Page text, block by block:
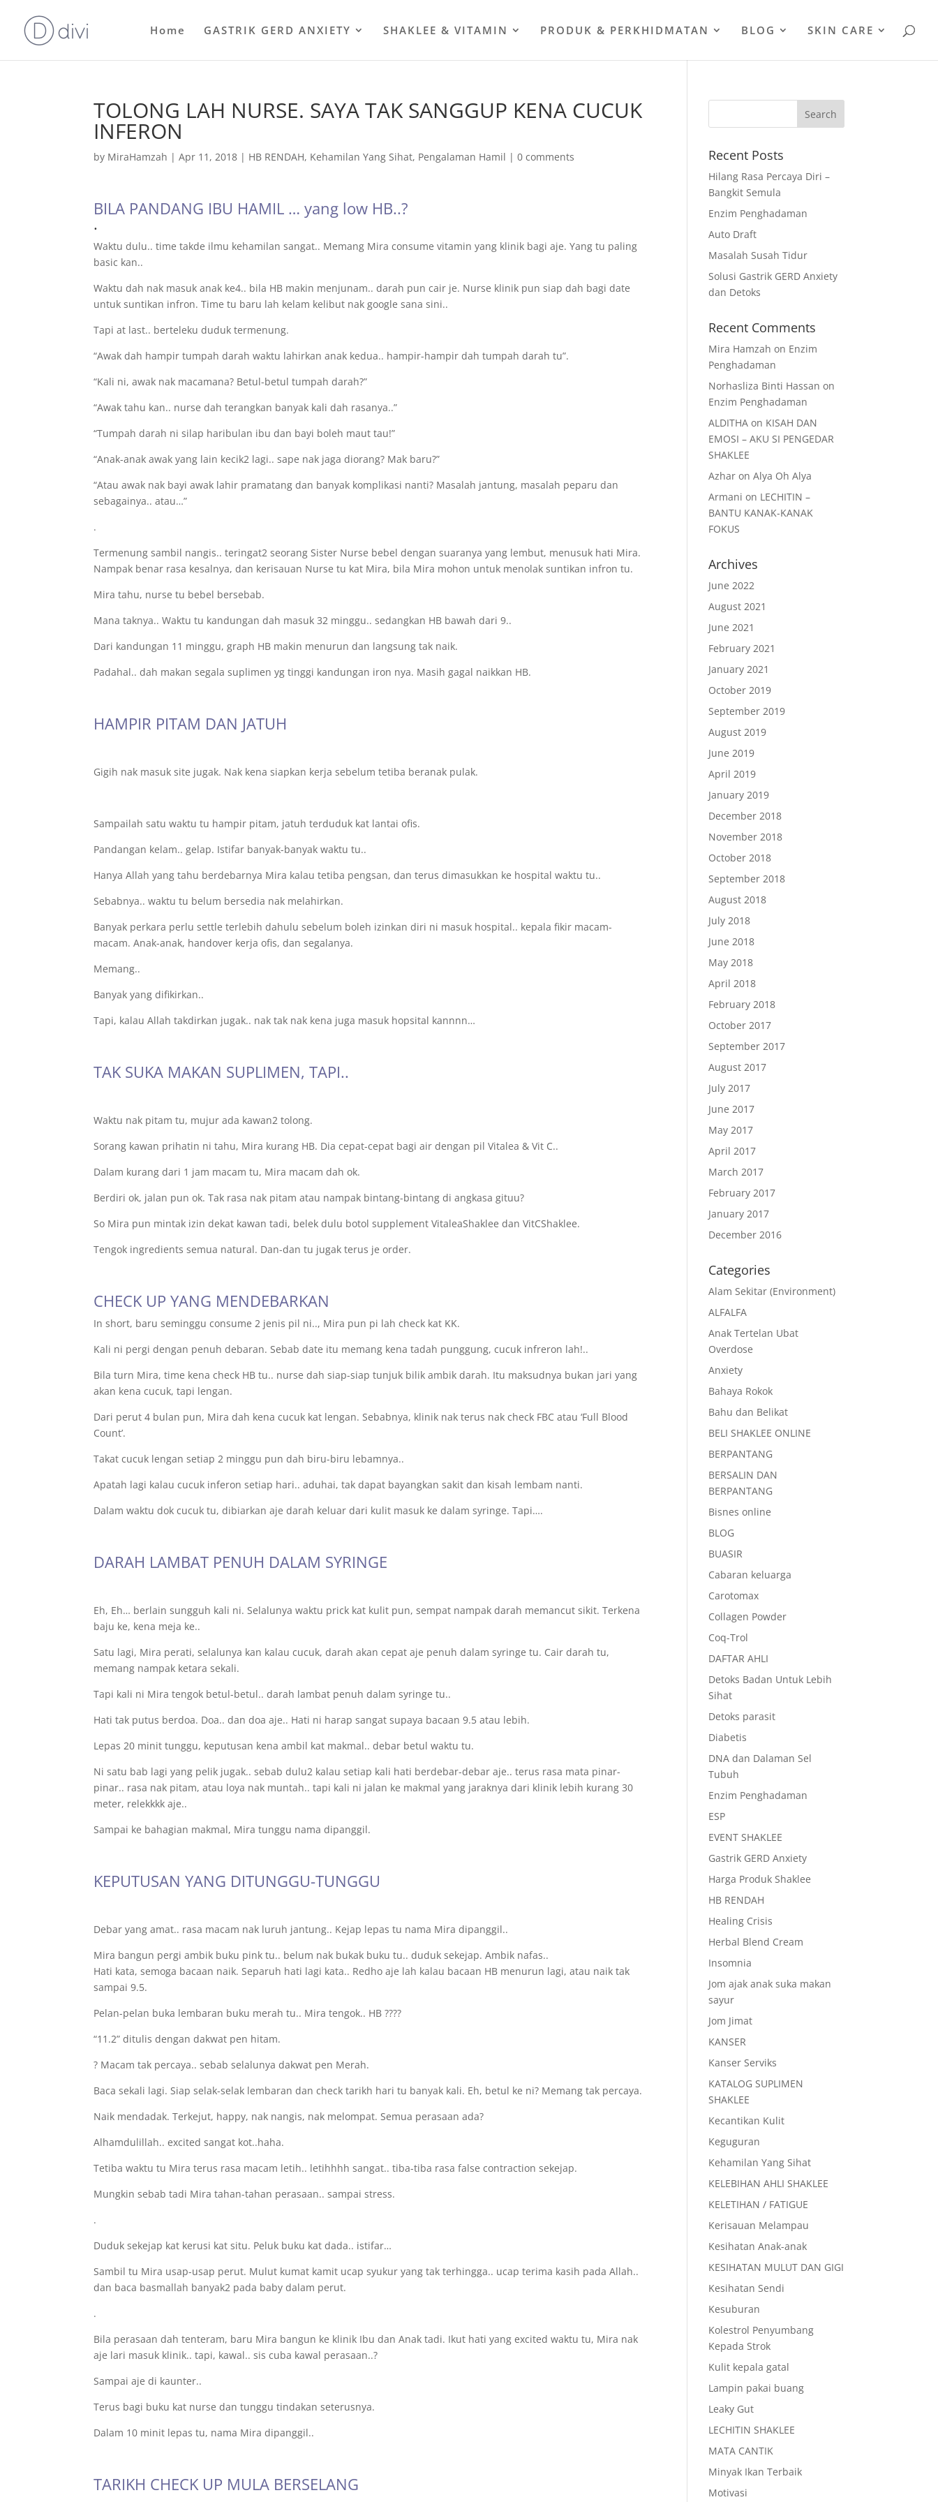
Home GASTRIK GERD ANXIETY SHAKLEE & VITAMIN PRODUK & PERKHIDMATAN BLOG SKIN CARE
TOLONG LAH NURSE. SAYA TAK SANGGUP KENA CUCUK
INFERON
by MiraHamzah |Apr 11, 2018 | HB RENDAH, Kehamilan Yang Sihat, Pengalaman Hamil |0 comments
BILA PANDANG IBU HAMIL … yang low HB..?
.
Waktu dulu.. time takde ilmu kehamilan sangat.. Memang Mira consume vitamin yang klinik bagi aje. Yang tu paling
basic kan..
Waktu dah nak masuk anak ke4.. bila HB makin menjunam.. darah pun cair je. Nurse klinik pun siap dah bagi date
untuk suntikan infron. Time tu baru lah kelam kelibut nak google sana sini..
Tapi at last.. berteleku duduk termenung.
“Awak dah hampir tumpah darah waktu lahirkan anak kedua.. hampir-hampir dah tumpah darah tu”.
“Kali ni, awak nak macamana? Betul-betul tumpah darah?”
“Awak tahu kan.. nurse dah terangkan banyak kali dah rasanya..”
“Tumpah darah ni silap haribulan ibu dan bayi boleh maut tau!”
“Anak-anak awak yang lain kecik2 lagi.. sape nak jaga diorang? Mak baru?”
“Atau awak nak bayi awak lahir pramatang dan banyak komplikasi nanti? Masalah jantung, masalah peparu dan
sebagainya.. atau…”
.
Termenung sambil nangis.. teringat2 seorang Sister Nurse bebel dengan suaranya yang lembut, menusuk hati Mira.
Nampak benar rasa kesalnya, dan kerisauan Nurse tu kat Mira, bila Mira mohon untuk menolak suntikan infron tu.
Mira tahu, nurse tu bebel bersebab.
Mana taknya.. Waktu tu kandungan dah masuk 32 minggu.. sedangkan HB bawah dari 9..
Dari kandungan 11 minggu, graph HB makin menurun dan langsung tak naik.
Padahal.. dah makan segala suplimen yg tinggi kandungan iron nya. Masih gagal naikkan HB.
HAMPIR PITAM DAN JATUH
Gigih nak masuk site jugak. Nak kena siapkan kerja sebelum tetiba beranak pulak.
Sampailah satu waktu tu hampir pitam, jatuh terduduk kat lantai ofis.
Pandangan kelam.. gelap. Istifar banyak-banyak waktu tu..
Hanya Allah yang tahu berdebarnya Mira kalau tetiba pengsan, dan terus dimasukkan ke hospital waktu tu..
Sebabnya.. waktu tu belum bersedia nak melahirkan.
Banyak perkara perlu settle terlebih dahulu sebelum boleh izinkan diri ni masuk hospital.. kepala fikir macam-
macam. Anak-anak, handover kerja ofis, dan segalanya.
Memang..
Banyak yang difikirkan..
Tapi, kalau Allah takdirkan jugak.. nak tak nak kena juga masuk hopsital kannnn…
TAK SUKA MAKAN SUPLIMEN, TAPI..
Waktu nak pitam tu, mujur ada kawan2 tolong.
Sorang kawan prihatin ni tahu, Mira kurang HB. Dia cepat-cepat bagi air dengan pil Vitalea & Vit C..
Dalam kurang dari 1 jam macam tu, Mira macam dah ok.
Berdiri ok, jalan pun ok. Tak rasa nak pitam atau nampak bintang-bintang di angkasa gituu?
So Mira pun mintak izin dekat kawan tadi, belek dulu botol supplement VitaleaShaklee dan VitCShaklee.
Tengok ingredients semua natural. Dan-dan tu jugak terus je order.
CHECK UP YANG MENDEBARKAN
In short, baru seminggu consume 2 jenis pil ni.., Mira pun pi lah check kat KK.
Kali ni pergi dengan penuh debaran. Sebab date itu memang kena tadah punggung, cucuk infreron lah!..
Bila turn Mira, time kena check HB tu.. nurse dah siap-siap tunjuk bilik ambik darah. Itu maksudnya bukan jari yang
akan kena cucuk, tapi lengan.
Dari perut 4 bulan pun, Mira dah kena cucuk kat lengan. Sebabnya, klinik nak terus nak check FBC atau ‘Full Blood
Count’.
Takat cucuk lengan setiap 2 minggu pun dah biru-biru lebamnya..
Apatah lagi kalau cucuk inferon setiap hari.. aduhai, tak dapat bayangkan sakit dan kisah lembam nanti.
Dalam waktu dok cucuk tu, dibiarkan aje darah keluar dari kulit masuk ke dalam syringe. Tapi….
DARAH LAMBAT PENUH DALAM SYRINGE
Eh, Eh… berlain sungguh kali ni. Selalunya waktu prick kat kulit pun, sempat nampak darah memancut sikit. Terkena
baju ke, kena meja ke..
Satu lagi, Mira perati, selalunya kan kalau cucuk, darah akan cepat aje penuh dalam syringe tu. Cair darah tu,
memang nampak ketara sekali.
Tapi kali ni Mira tengok betul-betul.. darah lambat penuh dalam syringe tu..
Hati tak putus berdoa. Doa.. dan doa aje.. Hati ni harap sangat supaya bacaan 9.5 atau lebih.
Lepas 20 minit tunggu, keputusan kena ambil kat makmal.. debar betul waktu tu.
Ni satu bab lagi yang pelik jugak.. sebab dulu2 kalau setiap kali hati berdebar-debar aje.. terus rasa mata pinar-
pinar.. rasa nak pitam, atau loya nak muntah.. tapi kali ni jalan ke makmal yang jaraknya dari klinik lebih kurang 30
meter, relekkkk aje..
Sampai ke bahagian makmal, Mira tunggu nama dipanggil.
KEPUTUSAN YANG DITUNGGU-TUNGGU
Debar yang amat.. rasa macam nak luruh jantung.. Kejap lepas tu nama Mira dipanggil..
Mira bangun pergi ambik buku pink tu.. belum nak bukak buku tu.. duduk sekejap. Ambik nafas..
Hati kata, semoga bacaan naik. Separuh hati lagi kata.. Redho aje lah kalau bacaan HB menurun lagi, atau naik tak
sampai 9.5.
Pelan-pelan buka lembaran buku merah tu.. Mira tengok.. HB ????
“11.2” ditulis dengan dakwat pen hitam.
? Macam tak percaya.. sebab selalunya dakwat pen Merah.
Baca sekali lagi. Siap selak-selak lembaran dan check tarikh hari tu banyak kali. Eh, betul ke ni? Memang tak percaya.
Naik mendadak. Terkejut, happy, nak nangis, nak melompat. Semua perasaan ada?
Alhamdulillah.. excited sangat kot..haha.
Tetiba waktu tu Mira terus rasa macam letih.. letihhhh sangat.. tiba-tiba rasa false contraction sekejap.
Mungkin sebab tadi Mira tahan-tahan perasaan.. sampai stress.
.
Duduk sekejap kat kerusi kat situ. Peluk buku kat dada.. istifar…
Sambil tu Mira usap-usap perut. Mulut kumat kamit ucap syukur yang tak terhingga.. ucap terima kasih pada Allah..
dan baca basmallah banyak2 pada baby dalam perut.
.
Bila perasaan dah tenteram, baru Mira bangun ke klinik Ibu dan Anak tadi. Ikut hati yang excited waktu tu, Mira nak
aje lari masuk klinik.. tapi, kawal.. sis cuba kawal perasaan..?
Sampai aje di kaunter..
Terus bagi buku kat nurse dan tunggu tindakan seterusnya.
Dalam 10 minit lepas tu, nama Mira dipanggil..
TARIKH CHECK UP MULA BERSELANG
Recent Posts
Hilang Rasa Percaya Diri –
Bangkit Semula
Enzim Penghadaman
Auto Draft
Masalah Susah Tidur
Solusi Gastrik GERD Anxiety
dan Detoks
Recent Comments
Mira Hamzah on Enzim
Penghadaman
Norhasliza Binti Hassan on
Enzim Penghadaman
ALDITHA on KISAH DAN
EMOSI – AKU SI PENGEDAR
SHAKLEE
Azhar onAlya Oh Alya
Armani on LECHITIN –
BANTU KANAK-KANAK
FOKUS
Archives
June 2022
August 2021
June 2021
February 2021
January 2021
October 2019
September 2019
August 2019
June 2019
April 2019
January 2019
December 2018
November 2018
October 2018
September 2018
August 2018
July 2018
June 2018
May 2018
April 2018
February 2018
October 2017
September 2017
August 2017
July 2017
June 2017
May 2017
April 2017
March 2017
February 2017
January 2017
December 2016
Categories
Alam Sekitar (Environment)
ALFALFA
Anak Tertelan Ubat
Overdose
Anxiety
Bahaya Rokok
Bahu dan Belikat
BELI SHAKLEE ONLINE
BERPANTANG
BERSALIN DAN
BERPANTANG
Bisnes online
BLOG
BUASIR
Cabaran keluarga
Carotomax
Collagen Powder
Coq-Trol
DAFTAR AHLI
Detoks Badan Untuk Lebih
Sihat
Detoks parasit
Diabetis
DNA dan Dalaman Sel
Tubuh
Enzim Penghadaman
ESP
EVENT SHAKLEE
Gastrik GERD Anxiety
Harga Produk Shaklee
HB RENDAH
Healing Crisis
Herbal Blend Cream
Insomnia
Jom ajak anak suka makan
sayur
Jom Jimat
KANSER
Kanser Serviks
KATALOG SUPLIMEN
SHAKLEE
Kecantikan Kulit
Keguguran
Kehamilan Yang Sihat
KELEBIHAN AHLI SHAKLEE
KELETIHAN / FATIGUE
Kerisauan Melampau
Kesihatan Anak-anak
KESIHATAN MULUT DAN GIGI
Kesihatan Sendi
Kesuburan
Kolestrol Penyumbang
Kepada Strok
Kulit kepala gatal
Lampin pakai buang
Leaky Gut
LECHITIN SHAKLEE
MATA CANTIK
Minyak Ikan Terbaik
Motivasi